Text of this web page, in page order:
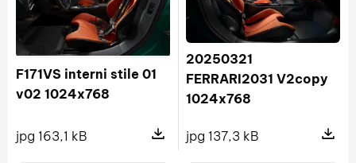
F171VS interni stile 01
v02 1024x768
jpg 163,1 kB
Pokaż szczegóły pliku F171VS
20250321
FERRARI2031 V2copy
1024x768
jpg 137,3 kB